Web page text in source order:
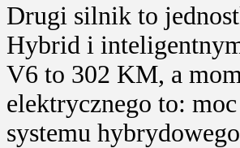
Drugi silnik to
Hybrid i
V6 to 302 KM, a
elektrycznego to:
systemu